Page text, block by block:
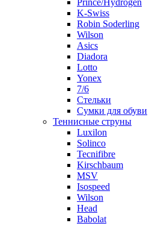
Prince/Hydrogen
K-Swiss
Robin Soderling
Wilson
Asics
Diadora
Lotto
Yonex
7/6
Стельки
Сумки для обуви
Теннисные струны
Luxilon
Solinco
Tecnifibre
Kirschbaum
MSV
Isospeed
Wilson
Head
Babolat